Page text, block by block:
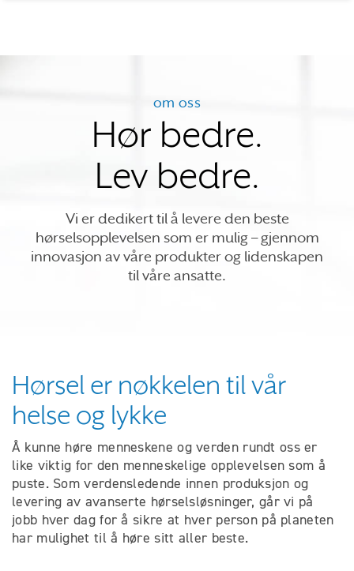
om oss
Hør bedre.
Lev bedre.
Vi er dedikert til å levere den beste
hørselsopplevelsen som er mulig – gjennom
innovasjon av våre produkter og lidenskapen
til våre ansatte.
Hørsel er nøkkelen til vår
helse og lykke
Å kunne høre menneskene og verden rundt oss er
like viktig for den menneskelige opplevelsen som å
puste. Som verdensledende innen produksjon og
levering av avanserte hørselsløsninger, går vi på
jobb hver dag for å sikre at hver person på planeten
har mulighet til å høre sitt aller beste.